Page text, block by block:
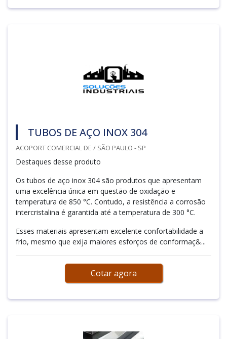
TUBOS DE AÇO INOX 304
ACOPORT COMERCIAL DE / SÃO PAULO - SP
Destaques desse produto
Os tubos de aço inox 304 são produtos que apresentam
uma excelência única em questão de oxidação e
temperatura de 850 °C. Contudo, a resistência a corrosão
intercristalina é garantida até a temperatura de 300 °C.
Esses materiais apresentam excelente confortabilidade a
frio, mesmo que exija maiores esforços de conformaç&...
Cotar agora